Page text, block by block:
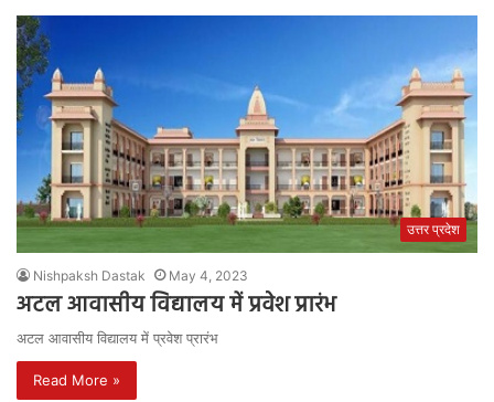
उत्तर प्रदेश
Nishpaksh Dastak May 4, 2023
अटल आवासीय विद्यालय में प्रवेश प्रारंभ
अटल आवासीय विद्यालय में प्रवेश प्रारंभ
Read More »